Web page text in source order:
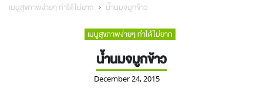
เมนูสุขภาพง่ายๆ ทำได้ไม่ยาก น้ำนมจมูกข้าว
เมนูสุขภาพง่ายๆ ทำได้ไม่ยาก
น้ำนมจมูกข้าว
December 24, 2015